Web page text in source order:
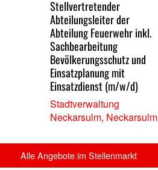
Stellvertretender
Abteilungsleiter der
Abteilung Feuerwehr inkl.
Sachbearbeitung
Bevölkerungsschutz und
Einsatzplanung mit
Einsatzdienst (m/w/d)
Stadtverwaltung
Neckarsulm, Neckarsulm
Alle Angebote im Stellenmarkt